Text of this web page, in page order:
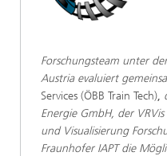
Forschungsteam unter
Austria evaluiert
Services (ÖBB Train Tech),
Energie GmbH, der
und Visualisierung
Fraunhofer IAPT die